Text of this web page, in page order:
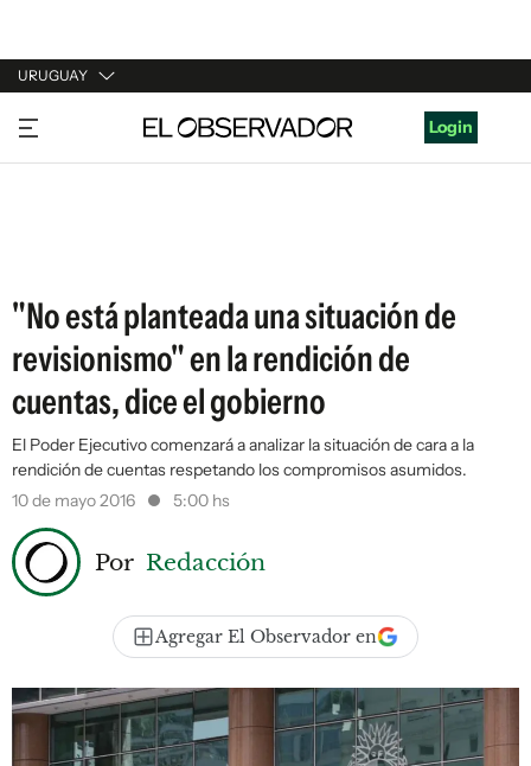
URUGUAY
URUGUAY
ARGENTINA
Login
"No está planteada una situación de
revisionismo" en la rendición de
cuentas, dice el gobierno
El Poder Ejecutivo comenzará a analizar la situación de cara a la
rendición de cuentas respetando los compromisos asumidos.
10 de mayo 2016
5:00 hs
Por Redacción
Agregar El Observador en